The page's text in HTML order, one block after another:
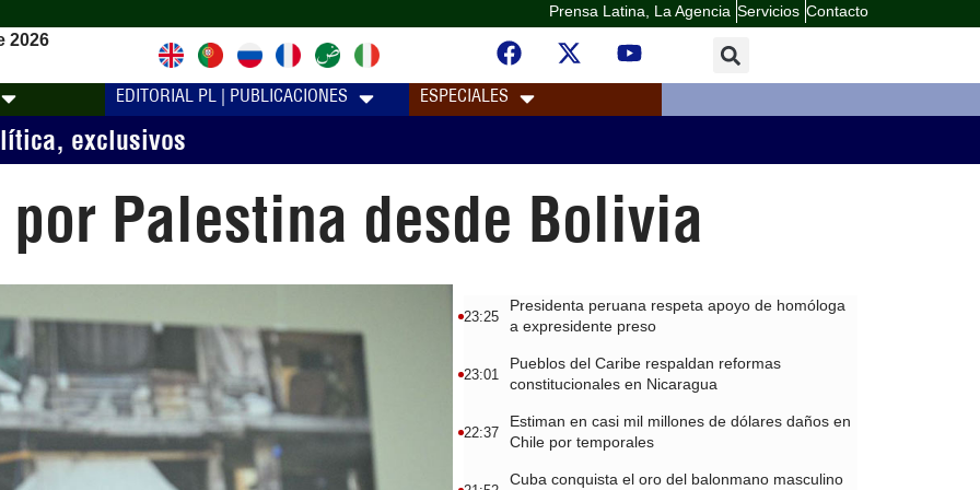
Prensa Latina, La Agencia Servicios Contacto
2026
EDITORIAL PL | PUBLICACIONES ESPECIALES
, exclusivos
Palestina desde Bolivia
23:25
Presidenta peruana respeta apoyo de homóloga
a expresidente preso
23:01
Pueblos del Caribe respaldan reformas
constitucionales en Nicaragua
22:37
Estiman en casi mil millones de dólares daños en
Chile por temporales
Cuba conquista el oro del balonmano masculino